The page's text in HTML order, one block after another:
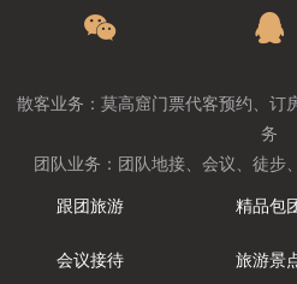
散客业务：莫高窟门票代客预约、订
务
团队业务：团队地接、会议、徒步
跟团旅游
精品包
会议接待 旅游景